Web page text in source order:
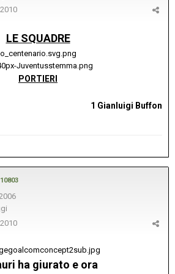
LE SQUADRE
PORTIERI
1 Gianluigi Buffon
10803
ha giurato e ora